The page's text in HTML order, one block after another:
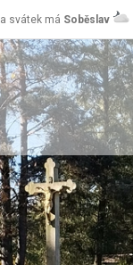
a svátek má Soběslav